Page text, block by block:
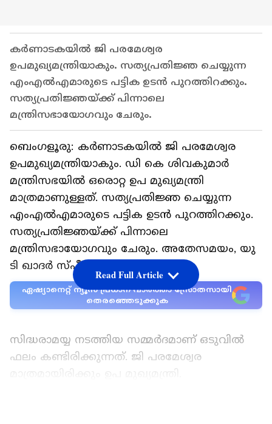
കർണാടകയിൽ ജി പരമേശ്വര
ഉപമുഖ്യമന്ത്രിയാകും. സത്യപ്രതിജ്ഞ ചെയ്യുന്ന
എംഎൽഎമാരുടെ പട്ടിക ഉടൻ പുറത്തിറക്കും.
സത്യപ്രതിജ്ഞയ്ക്ക് പിന്നാലെ
മന്ത്രിസഭായോഗവും ചേരും.
ബെം​ഗളൂരു: കർണാടകയിൽ ജി പരമേശ്വര
ഉപമുഖ്യമന്ത്രിയാകും. ഡി കെ ശിവകുമാർ
മന്ത്രിസഭയിൽ ഒരൊറ്റ ഉപ മുഖ്യമന്ത്രി
മാത്രമാണുള്ളത്. സത്യപ്രതിജ്ഞ ചെയ്യുന്ന
എംഎൽഎമാരുടെ പട്ടിക ഉടൻ പുറത്തിറക്കും.
സത്യപ്രതിജ്ഞയ്ക്ക് പിന്നാലെ
മന്ത്രിസഭായോഗവും ചേരും. അതേസമയം, യു
ടി ഖാദർ സ്പീക്കർ പദവി ഒഴിഞ്ഞു.
ഏഷ്യാനെറ്റ് ന്യൂസ് പ്രധാന വാർത്താ സ്രോതസായി
തെരഞ്ഞെടുക്കുക
സിദ്ധരാമയ്യ നടത്തിയ സമ്മർദമാണ് ഒടുവിൽ
ഫലം കണ്ടിരിക്കുന്നത്. ജി പരമേശ്വര
Read Full Article